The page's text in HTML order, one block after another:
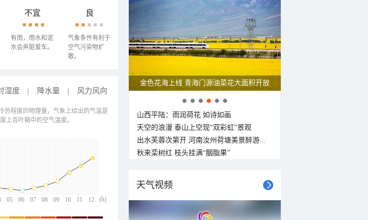
不宜
有雨，雨水和泥
水会弄脏爱车。
良
气象条件有利于
空气污染物扩
散。
湿度 降水量 风力风向
05 06 07 08 09 10 11 12
(h)
热程度的物理量，气象上给出的气温是
上百叶箱中的空气温度。
金色花海上线 青海门源油菜花大面积开放
山西平陆：雨润荷花 如诗如画
天空的浪漫 泰山上空现“双彩虹”景观
出水芙蓉次第开 河南汝州荷塘美景醉游...
秋来栾树红 枝头挂满“胭脂果”
天气视频